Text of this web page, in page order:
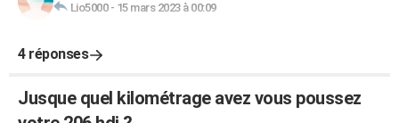
Lio5000- 15 mars 2023 à 00:09
4 réponses
Jusque quel kilométrage avez vous poussez